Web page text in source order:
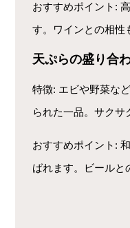
おすすめポイント :
す。ワインとの相性
天ぷらの盛り合
特徴: エビや野菜な
られた一品。サクサ
おすすめポイント :
ばれます。ビールと